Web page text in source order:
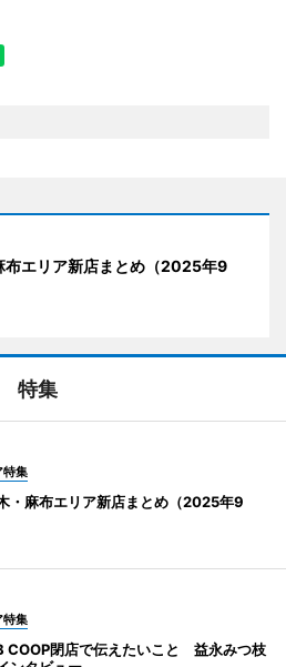
布エリア新店まとめ（2025年9
特集
特集
・麻布エリア新店まとめ（2025年9
特集
COOP閉店で伝えたいこと 益永みつ枝